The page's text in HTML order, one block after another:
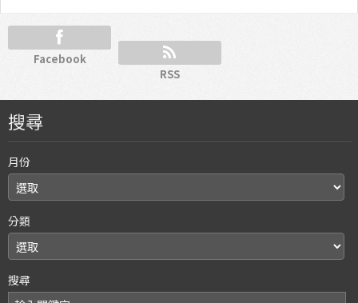
Facebook
RSS
搜尋
月份
分類
搜尋